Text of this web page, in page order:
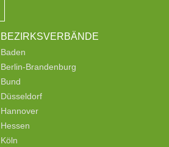
BEZIRKSVERBÄNDE
Baden
Berlin-Brandenburg
Bund
Düsseldorf
Hannover
Hessen
Köln